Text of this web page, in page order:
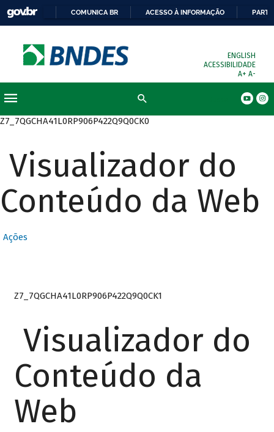
COMUNICA BR ACESSO À INFORMAÇÃO
ENGLISH
ACESSIBILIDADE
A+ A-
Z7_7QGCHA41L0RP906P422Q9Q0CK0
Visualizador do
Conteúdo da Web
Ações
Z7_7QGCHA41L0RP906P422Q9Q0CK1
Visualizador do
Conteúdo da
Web